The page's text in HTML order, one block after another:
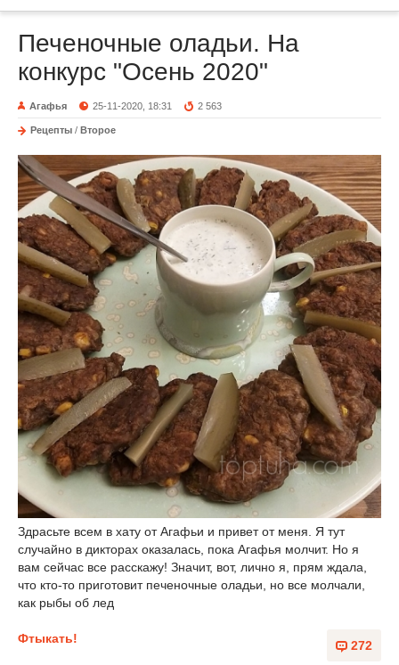
Печеночные оладьи. На
конкурс "Осень 2020"
Агафья 25-11-2020, 18:31 2 563
Рецепты / Второе
Здрасьте всем в хату от Агафьи и привет от меня. Я тут
случайно в дикторах оказалась, пока Агафья молчит. Но я
вам сейчас все расскажу! Значит, вот, лично я, прям ждала,
что кто-то приготовит печеночные оладьи, но все молчали,
как рыбы об лед
272
Фтыкать!